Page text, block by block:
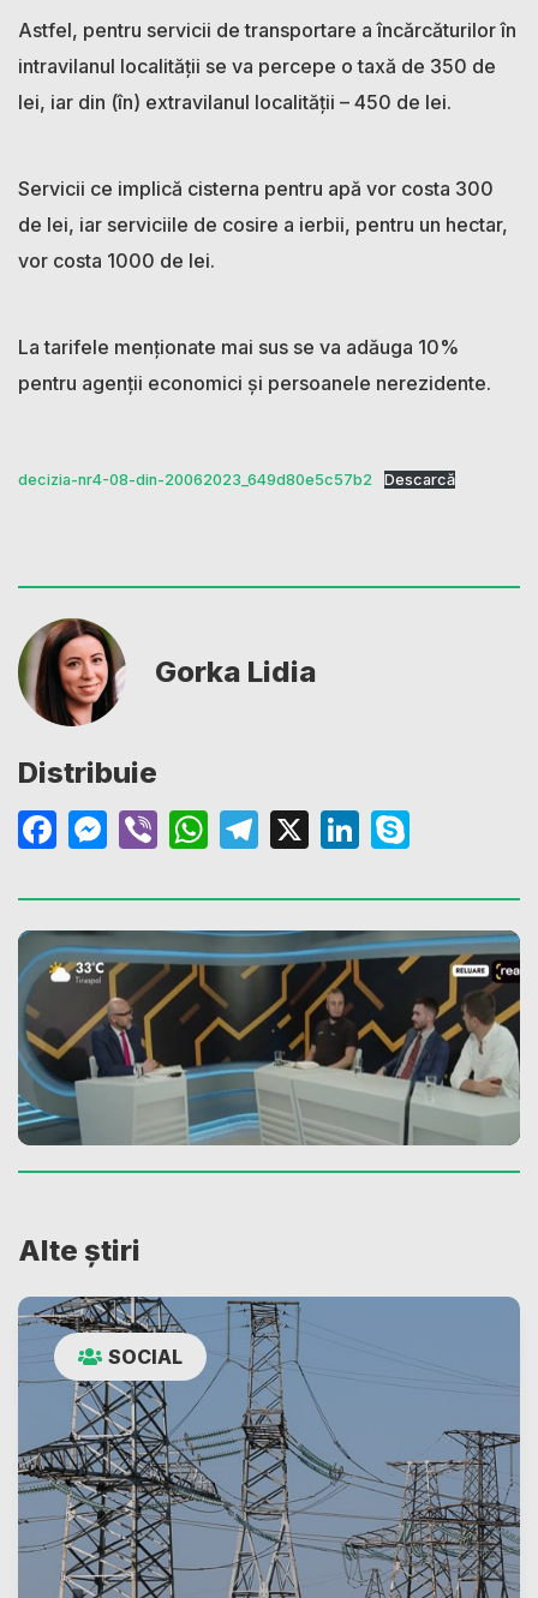
Astfel, pentru servicii de transportare a încărcăturilor în
intravilanul localității se va percepe o taxă de 350 de
lei, iar din (în) extravilanul localității – 450 de lei.
Servicii ce implică cisterna pentru apă vor costa 300
de lei, iar serviciile de cosire a ierbii, pentru un hectar,
vor costa 1000 de lei.
La tarifele menționate mai sus se va adăuga 10%
pentru agenții economici și persoanele nerezidente.
decizia-nr4-08-din-20062023_649d80e5c57b2 Descarcă
Gorka Lidia
Distribuie
Facebook
Messenger
ViberWhatsApp
Telegram
X LinkedIn
Alte știri
SOCIAL